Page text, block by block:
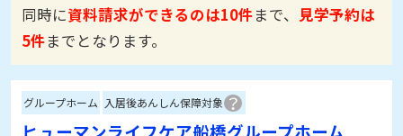
同時に資料請求ができるのは10件まで、 見学予約は
5件までとなります。
グループホーム 入居後あんしん保障対象